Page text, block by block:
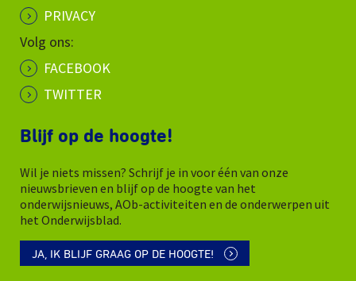
PRIVACY
Volg ons:
FACEBOOK
TWITTER
Blijf op de hoogte!
Wil je niets missen? Schrijf je in voor één van onze
nieuwsbrieven en blijf op de hoogte van het
onderwijsnieuws, AOb-activiteiten en de onderwerpen uit
het Onderwijsblad.
JA, IK BLIJF GRAAG OP DE HOOGTE!